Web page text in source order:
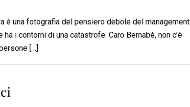
è una fotografia del pensiero debole del management
i contorni di una catastrofe. Caro Bernabè, non c’è
[…]